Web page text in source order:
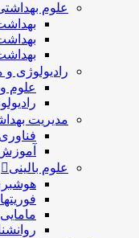
علوم
رادیولوژی
علوم
مدیریت
علوم بالینی
مامایی